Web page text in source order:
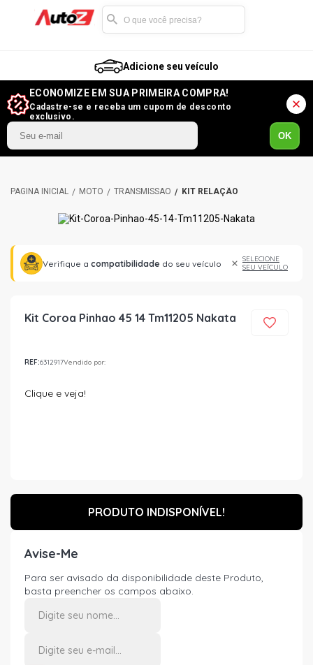
Adicione seu veículo
ECONOMIZE EM SUA PRIMEIRA COMPRA!
Cadastre-se e receba um cupom de desconto
exclusivo.
OK
MOTO TRANSMISSÃO KIT RELAÇÃO
Verifique a compatibilidade do seu veículo
SELECIONE
SEU VEÍCULO
Kit Coroa Pinhao 45 14 Tm11205 Nakata
REF:6312917Vendido por:
Clique e veja!
PRODUTO INDISPONÍVEL!
Avise-Me
Para ser avisado da disponibilidade deste Produto,
basta preencher os campos abaixo.